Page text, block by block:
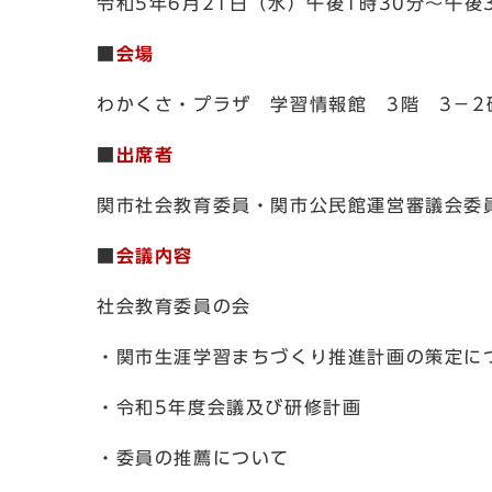
会場
わかくさ・プラザ 学習情報館 3階 3－2
出席者
関市社会教育委員・関市公民館運営審議会委
会議内容
社会教育委員の会
・関市生涯学習まちづくり推進計画の策定に
・令和5年度会議及び研修計画
・委員の推薦について